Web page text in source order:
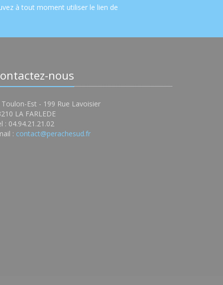
à tout moment utiliser le lien de
nous
Toulon-Est - 199 Rue Lavoisier
LA FARLEDE
: 04.94.21.21.02
: contact@perachesud.fr